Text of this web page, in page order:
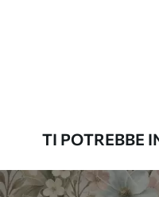
Standard
45.0027.00€/m²
TI POTREBBE